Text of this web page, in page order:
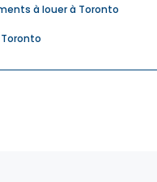
à louer à Toronto